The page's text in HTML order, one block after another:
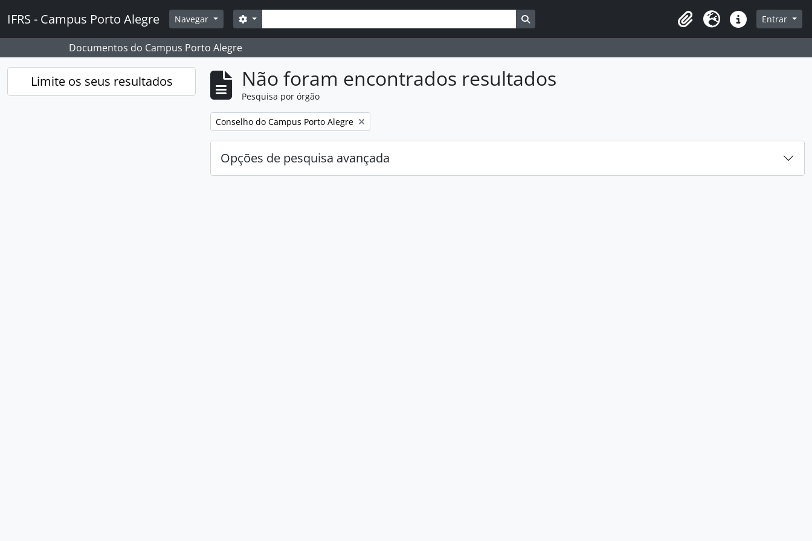
IFRS - Campus Porto Alegre Navegar Pesquisar
Opções de busca Busque na página de navegação
Idioma Ligações rápidas
Entrar
Documentos do Campus Porto Alegre
Limite os seus resultados Não foram encontrados resultados
Pesquisa por órgão
Remover filtro:
Conselho do Campus Porto Alegre
Opções de pesquisa avançada